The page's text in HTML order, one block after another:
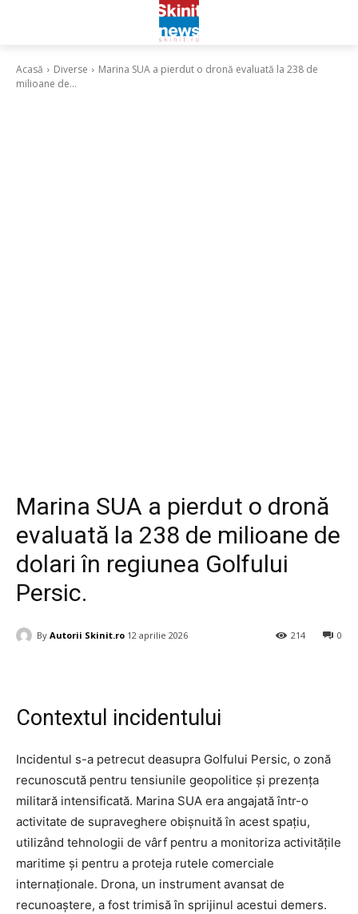
Acasă Diverse
Marina SUA a pierdut o dronă evaluată la 238 de
milioane de...
Marina SUA a pierdut o dronă
evaluată la 238 de milioane de
dolari în regiunea Golfului
Persic.
By Autorii Skinit.ro 12 aprilie 2026 0
214
Contextul incidentului
Incidentul s-a petrecut deasupra Golfului Persic, o zonă
recunoscută pentru tensiunile geopolitice și prezența
militară intensificată. Marina SUA era angajată într-o
activitate de supraveghere obișnuită în acest spațiu,
utilizând tehnologii de vârf pentru a monitoriza activitățile
maritime și pentru a proteja rutele comerciale
internaționale. Drona, un instrument avansat de
recunoaștere, a fost trimisă în sprijinul acestui demers.